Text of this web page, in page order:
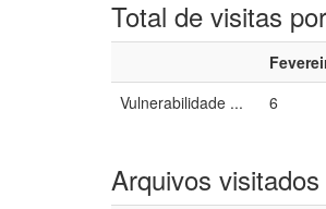
Total de visitas
Vulnerabilidade ...
6
Arquivos visitados